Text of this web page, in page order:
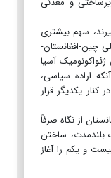
سهم بیشتری
چین-افغانستان-
آسیا
اراده سیاسی،
یکدیگر قرار
از نگاه صرفاً
بلندمدت، ساختن
و یکم را آغاز